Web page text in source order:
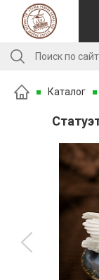
Каталог